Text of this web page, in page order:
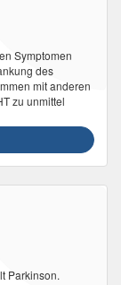
Symptomen
des
mit anderen
zu unmittel
Parkinson.